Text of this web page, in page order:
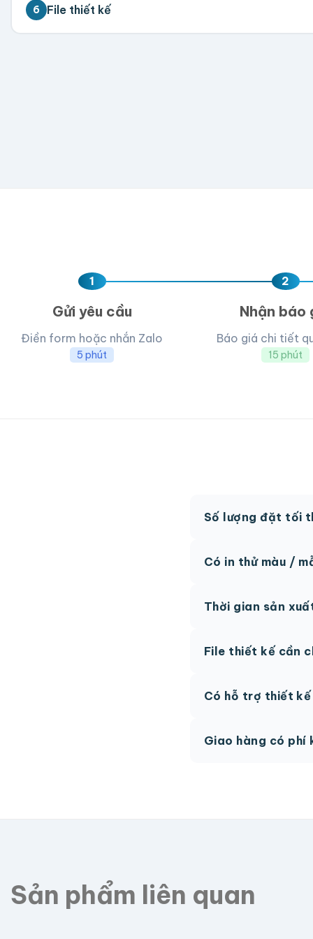
6 File thiết kế
1
Gửi yêu cầu
Điền form hoặc nhắn Zalo
5 phút
2
Nhận báo
Báo giá chi tiết
15 phút
Số lượng đặt tối
Có in thử màu /
thức.
Thời gian sản
hệ để được tư vấn.
File thiết kế cần
phí.
Có hỗ trợ thiết kế
Giao hàng có phí
Sản phẩm liên quan